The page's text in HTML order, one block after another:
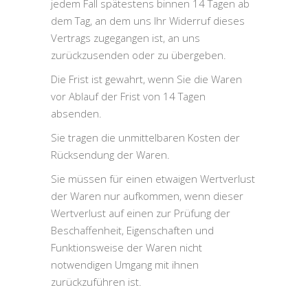
jedem Fall spätestens binnen 14 Tagen ab
dem Tag, an dem uns Ihr Widerruf dieses
Vertrags zugegangen ist, an uns
zurückzusenden oder zu übergeben.
Die Frist ist gewahrt, wenn Sie die Waren
vor Ablauf der Frist von 14 Tagen
absenden.
Sie tragen die unmittelbaren Kosten der
Rücksendung der Waren.
Sie müssen für einen etwaigen Wertverlust
der Waren nur aufkommen, wenn dieser
Wertverlust auf einen zur Prüfung der
Beschaffenheit, Eigenschaften und
Funktionsweise der Waren nicht
notwendigen Umgang mit ihnen
zurückzuführen ist.